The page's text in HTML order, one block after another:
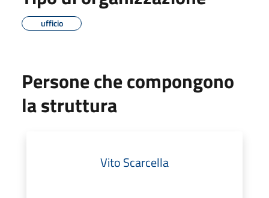
ufficio
Persone che compongono
la struttura
Vito Scarcella